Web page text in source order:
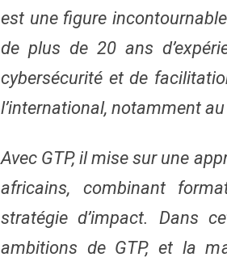
est une figure
de plus de 20 ans
cybersécurité et de
l’international, notamment
Avec GTP, il mise sur une
africains, combinant
stratégie d’impact. Dans
ambitions de GTP, et la